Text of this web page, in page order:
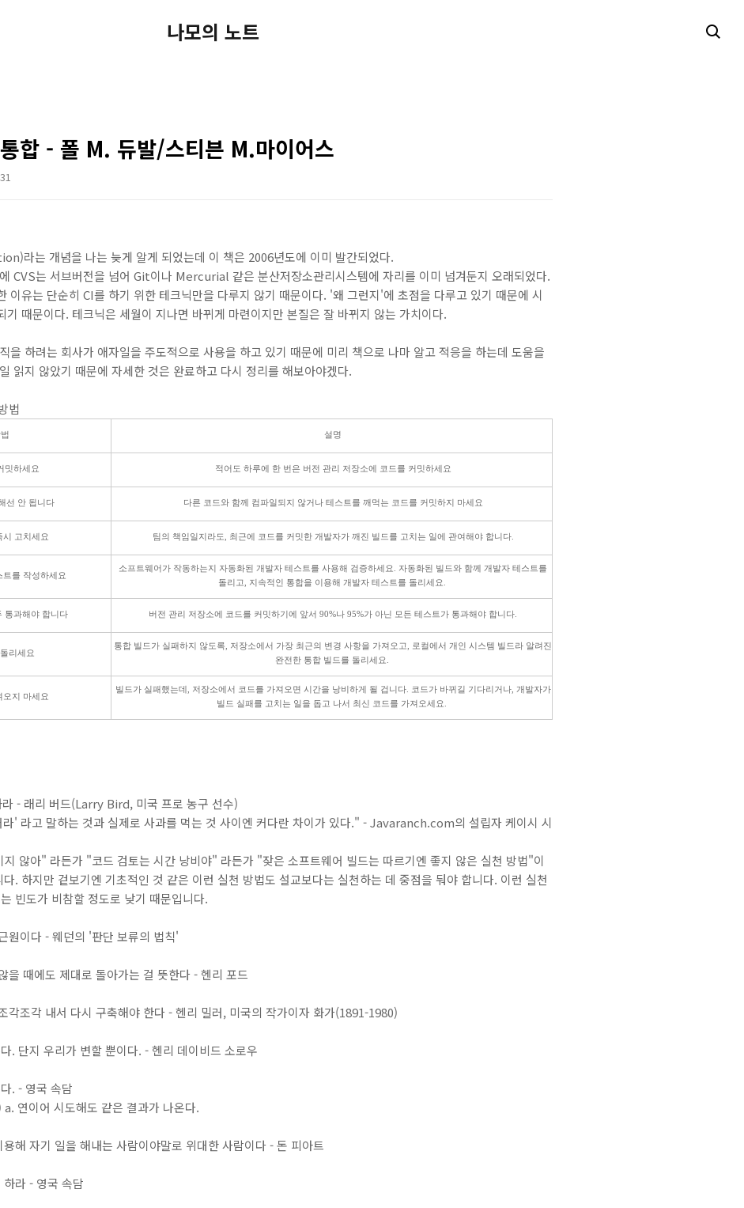
나모의 노트
합 - 폴 M. 듀발/스티븐 M.마이어스
라는 개념을 나는 늦게 알게 되었는데 이 책은 2006년도에 이미 발간되었다.
CVS는 서브버전을 넘어 Git이나 Mercurial 같은 분산저장소관리시스템에 자리를 이미 넘겨둔지 오래되었다.
이유는 단순히 CI를 하기 위한 테크닉만을 다루지 않기 때문이다. '왜 그런지'에 초점을 다루고 있기 때문에 시
기 때문이다. 테크닉은 세월이 지나면 바뀌게 마련이지만 본질은 잘 바뀌지 않는 가치이다.
을 하려는 회사가 애자일을 주도적으로 사용을 하고 있기 때문에 미리 책으로 나마 알고 적응을 하는데 도움을
읽지 않았기 때문에 자세한 것은 완료하고 다시 정리를 해보아야겠다.
법
설명
밋하세요 적어도 하루에 한 번은 버전 관리 저장소에 코드를 커밋하세요
선 안 됩니다 다른 코드와 함께 컴파일되지 않거나 테스트를 깨먹는 코드를 커밋하지 마세요
시 고치세요 팀의 책임일지라도, 최근에 코드를 커밋한 개발자가 깨진 빌드를 고치는 일에 관여해야 합니다.
트를 작성하세요
소프트웨어가 작동하는지 자동화된 개발자 테스트를 사용해 검증하세요. 자동화된 빌드와 함께 개발자 테스트를
돌리고, 지속적인 통합을 이용해 개발자 테스트를 돌리세요.
통과해야 합니다 버전 관리 저장소에 코드를 커밋하기에 앞서 90%나 95%가 아닌 모든 테스트가 통과해야 합니다.
리세요
통합 빌드가 실패하지 않도록, 저장소에서 가장 최근의 변경 사항을 가져오고, 로컬에서 개인 시스템 빌드라 알려진
완전한 통합 빌드를 돌리세요.
오지 마세요
빌드가 실패했는데, 저장소에서 코드를 가져오면 시간을 낭비하게 될 겁니다. 코드가 바뀌길 기다리거나, 개발자가
빌드 실패를 고치는 일을 돕고 나서 최신 코드를 가져오세요.
- 래리 버드(Larry Bird, 미국 프로 농구 선수)
' 라고 말하는 것과 실제로 사과를 먹는 것 사이엔 커다란 차이가 있다." - Javaranch.com의 설립자 케이시 시
않아" 라든가 "코드 검토는 시간 낭비야" 라든가 "잦은 소프트웨어 빌드는 따르기엔 좋지 않은 실천 방법"이
. 하지만 겉보기엔 기초적인 것 같은 이런 실천 방법도 설교보다는 실천하는 데 중점을 둬야 합니다. 이런 실천
빈도가 비참할 정도로 낮기 때문입니다.
원이다 - 웨던의 '판단 보류의 법칙'
을 때에도 제대로 돌아가는 걸 뜻한다 - 헨리 포드
각조각 내서 다시 구축해야 한다 - 헨리 밀러, 미국의 작가이자 화가(1891-1980)
. 단지 우리가 변할 뿐이다. - 헨리 데이비드 소로우
. - 영국 속담
연이어 시도해도 같은 결과가 나온다.
해 자기 일을 해내는 사람이야말로 위대한 사람이다 - 돈 피아트
라 - 영국 속담